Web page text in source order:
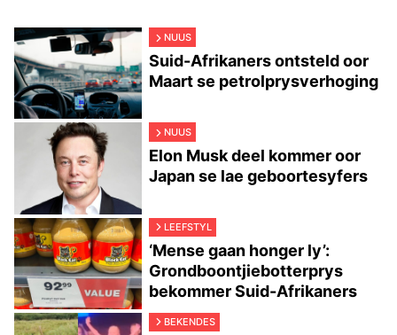
NUUS
Suid-Afrikaners ontsteld oor
Maart se petrolprysverhoging
NUUS
Elon Musk deel kommer oor
Japan se lae geboortesyfers
LEEFSTYL
‘Mense gaan honger ly’:
Grondboontjiebotterprys
bekommer Suid-Afrikaners
BEKENDES